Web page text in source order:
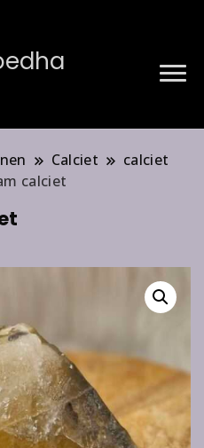
Calciet
calciet
calciet